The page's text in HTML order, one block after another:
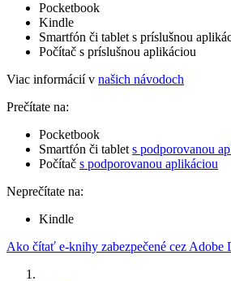
Pocketbook
Kindle
Smartfón či tablet s príslušnou
Počítač s príslušnou aplikáciou
Viac informácií v našich návodoch
Prečítate na:
Pocketbook
Smartfón či tablet s podporovanou
Počítač s podporovanou aplikáciou
Neprečítate na:
Kindle
Ako čítať e-knihy zabezpečené cez Adobe